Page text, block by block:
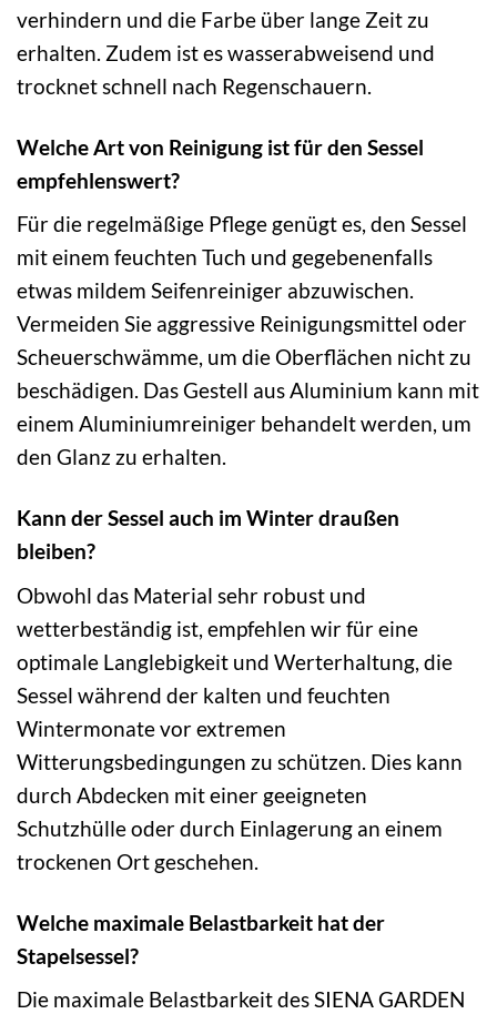
verhindern und die Farbe über lange Zeit zu
erhalten. Zudem ist es wasserabweisend und
trocknet schnell nach Regenschauern.
Welche Art von Reinigung ist für den Sessel
empfehlenswert?
Für die regelmäßige Pflege genügt es, den Sessel
mit einem feuchten Tuch und gegebenenfalls
etwas mildem Seifenreiniger abzuwischen.
Vermeiden Sie aggressive Reinigungsmittel oder
Scheuerschwämme, um die Oberflächen nicht zu
beschädigen. Das Gestell aus Aluminium kann mit
einem Aluminiumreiniger behandelt werden, um
den Glanz zu erhalten.
Kann der Sessel auch im Winter draußen
bleiben?
Obwohl das Material sehr robust und
wetterbeständig ist, empfehlen wir für eine
optimale Langlebigkeit und Werterhaltung, die
Sessel während der kalten und feuchten
Wintermonate vor extremen
Witterungsbedingungen zu schützen. Dies kann
durch Abdecken mit einer geeigneten
Schutzhülle oder durch Einlagerung an einem
trockenen Ort geschehen.
Welche maximale Belastbarkeit hat der
Stapelsessel?
Die maximale Belastbarkeit des SIENA GARDEN